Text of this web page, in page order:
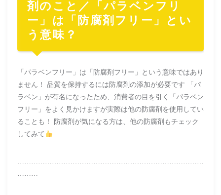
剤のこと／「パラベンフリ
ー」は「防腐剤フリー」とい
う意味？
「パラベンフリー」は「防腐剤フリー」という意味ではあり
ません！ 品質を保持するには防腐剤の添加が必要です 「パ
ラベン」が有名になったため、消費者の目を引く「パラベン
フリー」をよく見かけますが実際は他の防腐剤を使用してい
ることも！ 防腐剤が気になる方は、他の防腐剤もチェック
してみて
………………………………………………………………………
………